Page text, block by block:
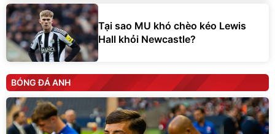
Tại sao MU khó chèo kéo Lewis
Hall khỏi Newcastle?
BÓNG ĐÁ ANH